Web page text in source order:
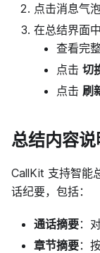
点击消息气
在总结界面
查看完
点击 切
点击 刷
总结内容说
CallKit 支持智能
话纪要，包括：
通话摘要：
章节摘要：